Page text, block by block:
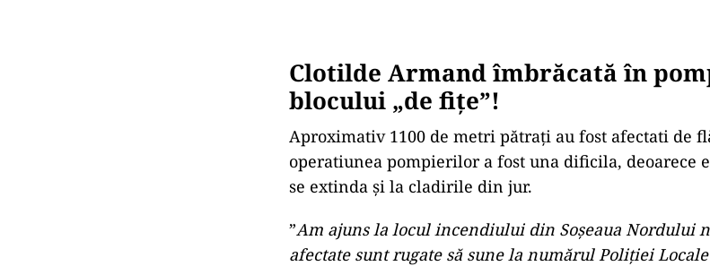
Clotilde Armand îmbrăcată în
blocului „de fițe”!
Aproximativ 1100 de metri pătrați au fost afectati de
operatiunea pompierilor a fost una dificila, deoarece
se extinda şi la cladirile din jur.
”Am ajuns la locul incendiului din Soșeaua Nordului
afectate sunt rugate să sune la numărul Poliției Locale